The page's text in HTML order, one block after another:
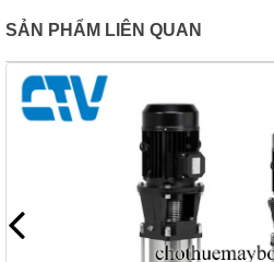
SẢN PHẨM LIÊN QUAN